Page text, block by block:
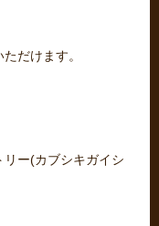
だけます。
ー(カブシキガイシ